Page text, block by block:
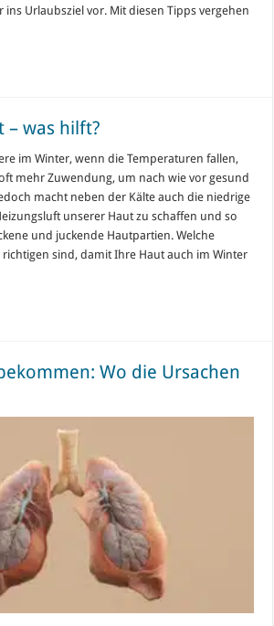
ins Urlaubsziel vor. Mit diesen Tipps vergehen
– was hilft?
im Winter, wenn die Temperaturen fallen,
mehr Zuwendung, um nach wie vor gesund
macht neben der Kälte auch die niedrige
unserer Haut zu schaffen und so
und juckende Hautpartien. Welche
sind, damit Ihre Haut auch im Winter
Wo die Ursachen